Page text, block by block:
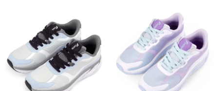
Томская область (1)
Тульская область (1)
Тюменская область (3)
Хакасия (1)
Ханты-Мансийский автономный округ (3)